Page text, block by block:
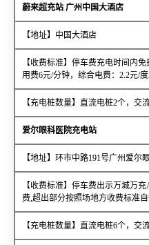
经销商
蔚来超充站 广州中国大酒店
【地址】中国大酒店
【收费标准】停车费充电时间内
用费6元/分钟，综合电费：2.2元/度
【充电桩数量】直流电桩2个，交
爱尔眼科医院充电站
【地址】环市中路191号广州爱尔
【收费标准】停车费出示万城万
费,超出部分按照场地方收费标准
【充电桩数量】直流电桩6个，交